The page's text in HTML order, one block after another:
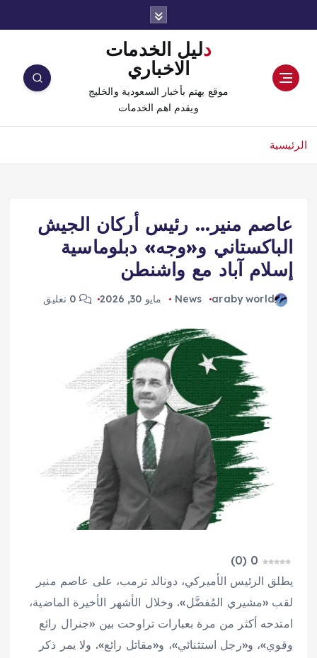
دليل الخدمات
الاخباري
موقع يهتم بأخبار السعودية والخليج
ويقدم اهم الخدمات
الرئيسية
عاصم منير… رئيس أركان الجيش
الباكستاني و«وجه» دبلوماسية
إسلام آباد مع واشنطن
araby world
News مايو 30, 2026
0
(
0
)
يطلق الرئيس الأميركي، دونالد ترمب، على عاصم منير
لقب «مشيري المُفضَّل». وخلال الأشهر الأخيرة الماضية،
امتدحه أكثر من مرة بعبارات تراوحت بين «جنرال رائع
وقوي»، و«رجل استثنائي»، و«مقاتل رائع». ولا يمر ذكر